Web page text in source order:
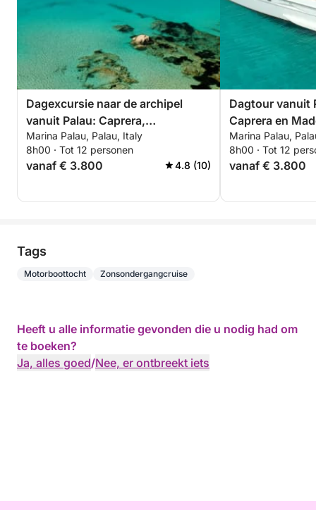
Dagexcursie naar de archipel
vanuit Palau: Caprera,
Maddalena, Spargi en Budelli
Marina Palau, Palau, Italy
8h00 · Tot 12 personen
vanaf € 3.800 4.8 (10)
Dagtour vanuit
Caprera en
Marina Palau,
8h00 · Tot 12
vanaf € 3.800
Tags
Motorboottocht Zonsondergangcruise
Heeft u alle informatie gevonden die u nodig had om
te boeken?
Ja, alles goed/Nee, er ontbreekt iets